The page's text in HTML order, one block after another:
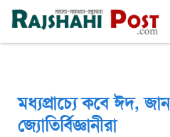
রাজশাহী বৃহঃস্পতিবার, ৬ই আগস্ট ২০২৬,
মধ্যপ্রাচ্যে কবে ঈদ,
জ্যোতির্বিজ্ঞানীরা